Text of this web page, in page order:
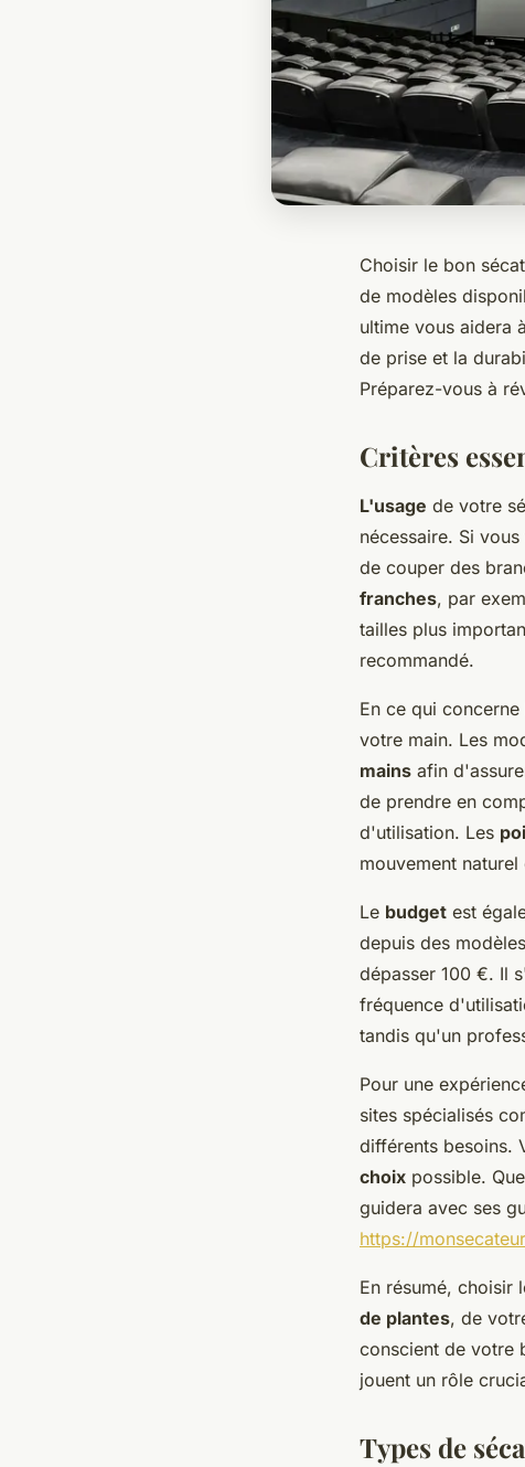
Choisir le bon
de modèles
ultime vous aidera
de prise et la
Préparez-vous à
Critères
L'usage de votre
nécessaire. Si
de couper des
franches, par
tailles plus
recommandé.
En ce qui concerne
votre main. Les
mains afin
de prendre en
d'utilisation. Les
mouvement
Le budget est
depuis des
dépasser 100 €. Il
fréquence
tandis qu'un
Pour une
sites spécialisés
différents besoins.
choix possible.
guidera avec ses
https://
En résumé, choisir
de plantes, de
conscient de votre
jouent un rôle
Types de